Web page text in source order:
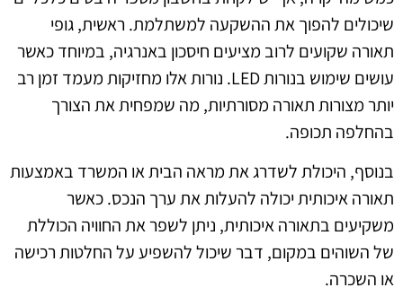
שיכולים להפוך את ההשקעה למשתלמת. ראשית, גופי
תאורה שקועים לרוב מציעים חיסכון באנרגיה, במיוחד כאשר
עושים שימוש בנורות LED. נורות אלו מחזיקות מעמד זמן רב
יותר מצורות תאורה מסורתיות, מה שמפחית את הצורך
בהחלפה תכופה.
בנוסף, היכולת לשדרג את מראה הבית או המשרד באמצעות
תאורה איכותית יכולה להעלות את ערך הנכס. כאשר
משקיעים בתאורה איכותית, ניתן לשפר את החוויה הכוללת
של השוהים במקום, דבר שיכול להשפיע על החלטות רכישה
או השכרה.